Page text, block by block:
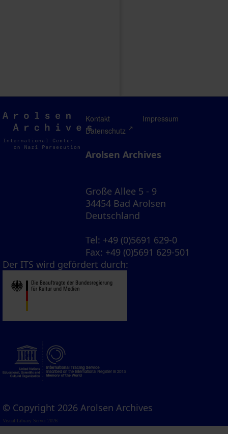
Arolsen
Archives
Kontakt
Impressum
Datenschutz
Arolsen Archives
Große Allee 5 - 9
34454 Bad Arolsen
Deutschland
Tel: +49 (0)5691 629-0
Fax: +49 (0)5691 629-501
Der ITS wird gefördert durch:
© Copyright 2026 Arolsen Archives
Visual Library Server 2026